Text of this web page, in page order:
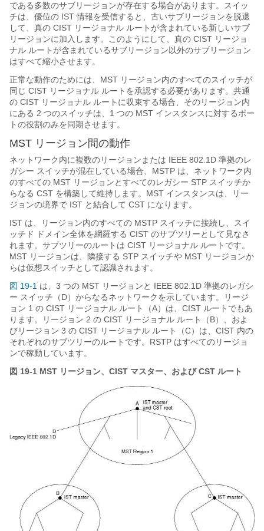
である多数のサブリージョンが存在する場合があります。スイッ
チは、優位の IST 情報を受信すると、古いサブリージョンを脱退
して、真の CIST リージョナル ルートが含まれている新しいサブ
リージョンに加入します。このようにして、真の CIST リージョ
ナル ルートが含まれているサブリージョン以外のサブリージョン
はすべて縮小させます。
正常な動作のためには、MST リージョン内のすべてのスイッチが
同じ CIST リージョナル ルートを承認する必要があります。共通
の CIST リージョナル ルートに収束する場合、そのリージョン内
にある 2 つのスイッチは、1 つの MST インスタンスに対するポー
トの役割のみを同期させます。
MST リージョン間の動作
ネットワーク内に複数のリージョンまたは IEEE 802.1D 準拠のレ
ガシー スイッチが混在している場合、MSTP は、ネットワーク内
のすべての MST リージョンとすべてのレガシー STP スイッチか
らなる CST を構築して維持します。MST インスタンスは、リー
ジョンの境界で IST と結合して CST になります。
IST は、リージョン内のすべての MSTP スイッチに接続し、スイ
ッチド ドメイン全体を網羅する CIST のサブツリーとして見なさ
れます。サブツリーのルートは CIST リージョナル ルートです。
MST リージョンは、隣接する STP スイッチや MST リージョンか
らは仮想スイッチとして認識されます。
図 19-1 は、3 つの MST リージョンと IEEE 802.1D 準拠のレガシ
ー スイッチ（D）からなるネットワークを示しています。リージ
ョン 1 の CIST リージョナル ルート（A）は、CIST ルートでもあ
ります。リージョン 2 の CIST リージョナル ルート（B）、およ
びリージョン 3 の CIST リージョナル ルート（C）は、CIST 内の
それぞれのサブツリーのルートです。RSTP はすべてのリージョ
ンで稼動しています。
図 19-1 MST リージョン、CIST マスター、および CST ルート